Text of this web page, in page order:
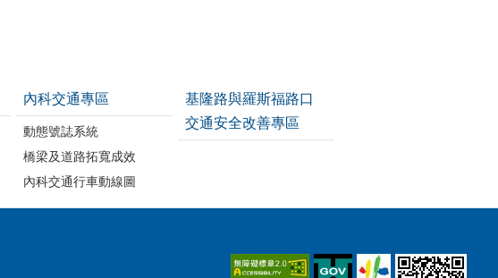
內科交通專區
動態號誌系統
橋梁及道路拓寬成效
內科交通行車動線圖
基隆路與羅斯福路口
交通安全改善專區